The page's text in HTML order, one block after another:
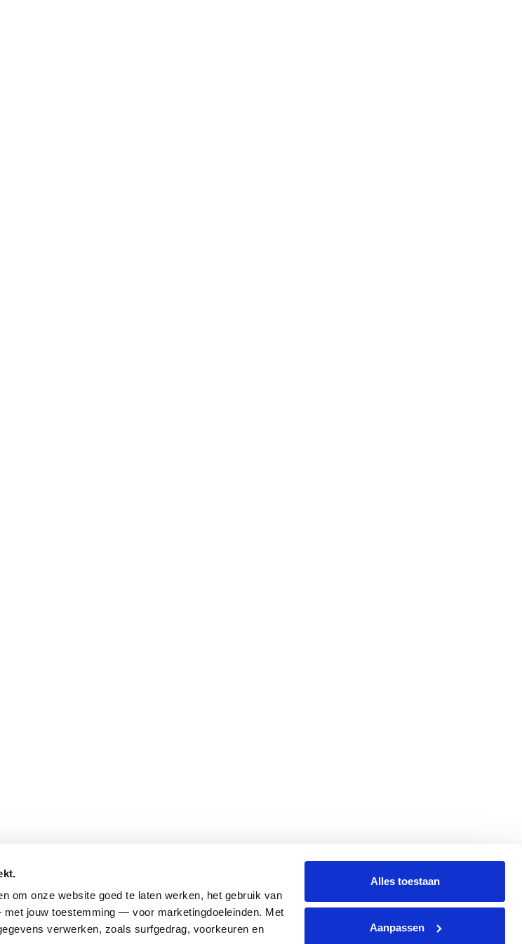
om onze website goed te laten werken, het gebruik van
jouw toestemming — voor marketingdoeleinden. Met
verwerken, zoals surfgedrag, voorkeuren en
Alles toestaan
Aanpassen